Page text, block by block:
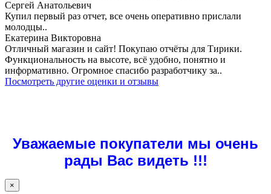
Сергей Анатольевич
Купил первый раз отчет, все очень оперативно прислали
молодцы..
Екатерина Викторовна
Отличный магазин и сайт! Покупаю отчёты для Тирики.
Функциональность на высоте, всё удобно, понятно и
информативно. Огромное спасибо разработчику за..
Посмотреть другие оценки и отзывы
Уважаемые покупатели мы очень
рады Вас видеть !!!
×